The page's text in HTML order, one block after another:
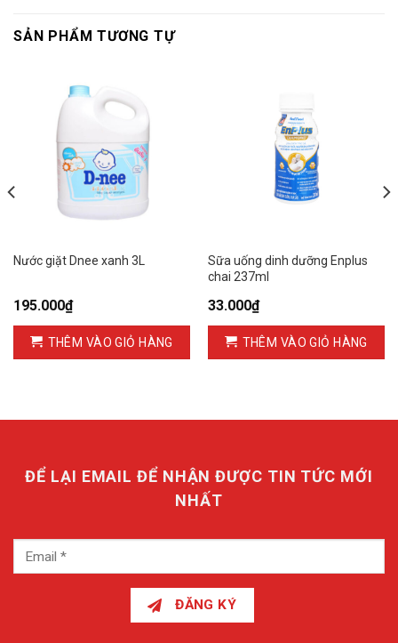
SẢN PHẨM TƯƠNG TỰ
Nước giặt Dnee xanh 3L
195.000₫
THÊM VÀO GIỎ HÀNG
Sữa uống dinh dưỡng Enplus
chai 237ml
33.000₫
THÊM VÀO GIỎ HÀNG
ĐỂ LẠI EMAIL ĐỂ NHẬN ĐƯỢC TIN TỨC MỚI
NHẤT
ĐĂNG KÝ